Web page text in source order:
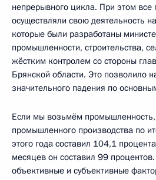
непрерывного цикла. При этом все
осуществляли свою деятельность
которые были разработаны
промышленности, строительства,
жёстким контролем со стороны
Брянской области. Это позволило
значительного падения по
Если мы возьмём промышленность,
промышленного производства по
этого года составил 104,1
месяцев он составил 99
объективные и субъективные